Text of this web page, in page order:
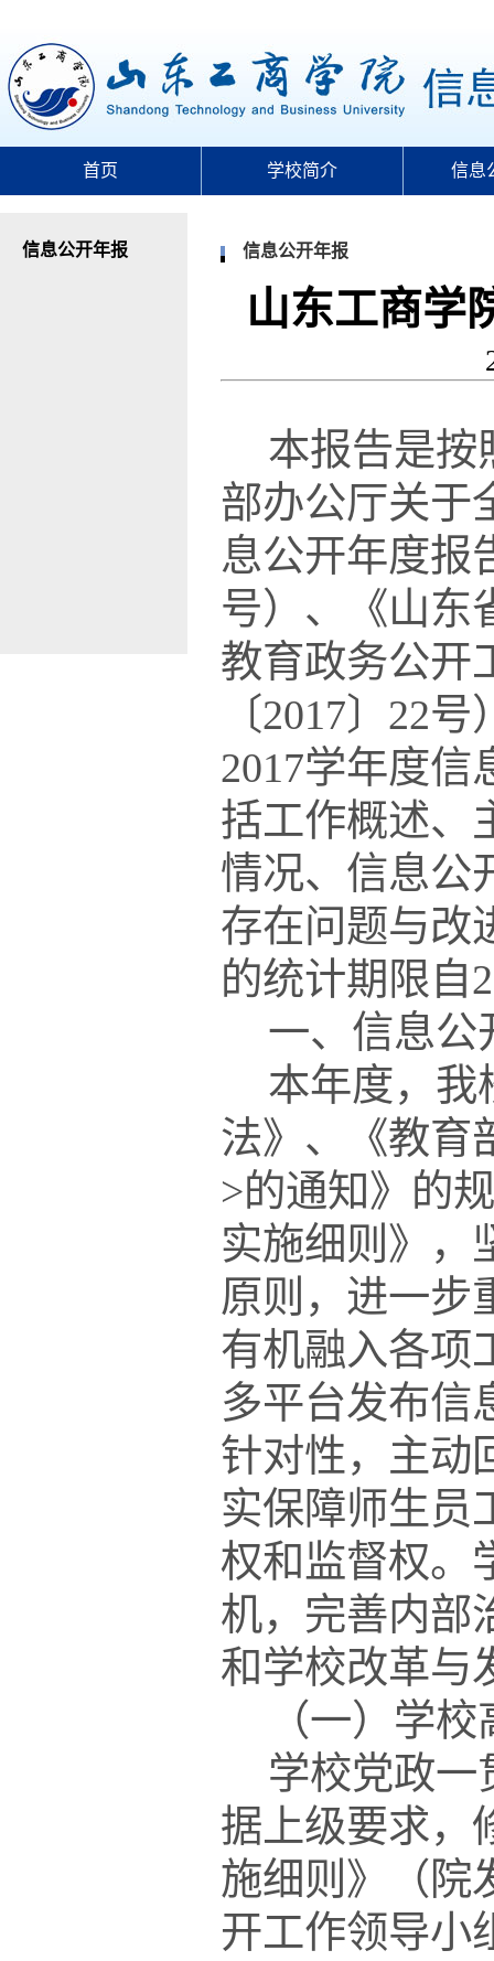
首页 学校简介 信息
信息公开年报 信息公开年报
山东工商学
本报告是按
部办公厅关于
息公开年度报
号）、《山东
教育政务公开
〔2017〕 22号
2017学年度信
括工作概述、
情况、信息公
存在问题与改
的统计期限自
一、信息公
本年度， 我
法》、《教育
>的通知》的
实施细则》，
原则，进一步
有机融入各项
多平台发布信
针对性， 主动
实保障师生员
权和监督权。
机，完善内部
和学校改革与
（一）学
学校党政一
据上级要求，
施细则》（院
开工作领导小